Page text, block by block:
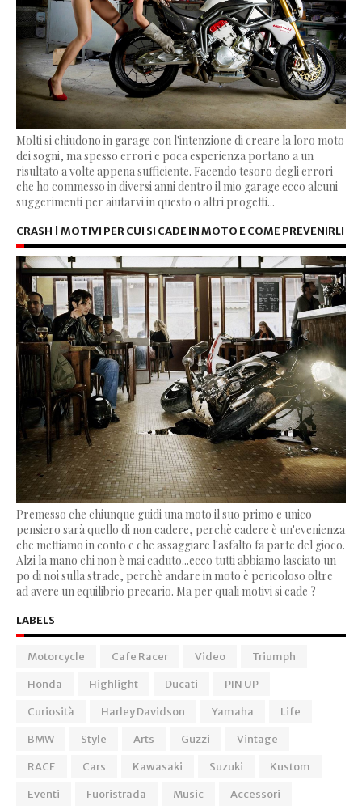
Molti si chiudono in garage con l'intenzione di creare la loro moto
dei sogni, ma spesso errori e poca esperienza portano a un
risultato a volte appena sufficiente. Facendo tesoro degli errori
che ho commesso in diversi anni dentro il mio garage ecco alcuni
suggerimenti per aiutarvi in questo o altri progetti...
CRASH | MOTIVI PER CUI SI CADE IN MOTO E COME PREVENIRLI
Premesso che chiunque guidi una moto il suo primo e unico
pensiero sarà quello di non cadere, perchè cadere è un'evenienza
che mettiamo in conto e che assaggiare l'asfalto fa parte del gioco.
Alzi la mano chi non è mai caduto...ecco tutti abbiamo lasciato un
po di noi sulla strade, perchè andare in moto è pericoloso oltre
ad avere un equilibrio precario. Ma per quali motivi si cade ?
LABELS
Motorcycle Cafe Racer Video
Triumph
Honda
Highlight Ducati
PIN UP
Curiosità
Harley Davidson Yamaha
Life
BMW
Style Arts Guzzi
Vintage
RACE
Cars Kawasaki Suzuki
Kustom
Eventi
Fuoristrada Music
Accessori